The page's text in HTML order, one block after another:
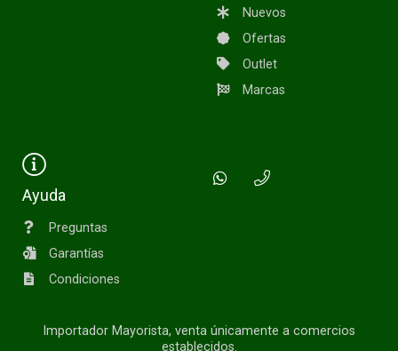
Nuevos
Ofertas
Outlet
Marcas
Ayuda
Preguntas
Garantías
Condiciones
Importador Mayorista, venta únicamente a comercios
establecidos.